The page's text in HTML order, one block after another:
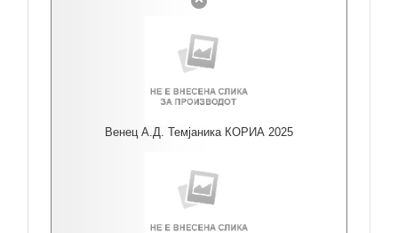
Венец А.Д. Темјаника КОРИА 2025